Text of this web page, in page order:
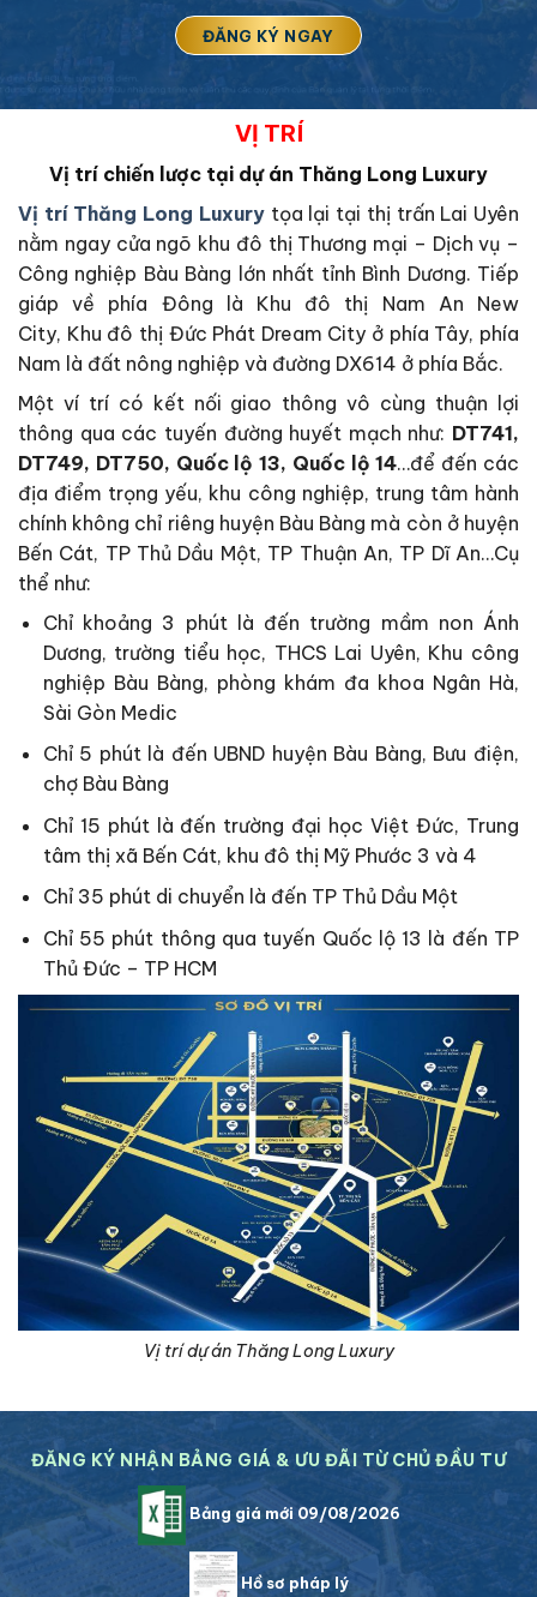
VỊ TRÍ
Vị trí chiến lược tại dự án Thăng Long Luxury
Vị trí Thăng Long Luxury tọa lại tại thị trấn Lai Uyên
nằm ngay cửa ngõ khu đô thị Thương mại – Dịch vụ –
Công nghiệp Bàu Bàng lớn nhất tỉnh Bình Dương. Tiếp
giáp về phía Đông là Khu đô thị Nam An New
City, Khu đô thị Đức Phát Dream City ở phía Tây, phía
Nam là đất nông nghiệp và đường DX614 ở phía Bắc.
Một ví trí có kết nối giao thông vô cùng thuận lợi
thông qua các tuyến đường huyết mạch như: DT741,
DT749, DT750, Quốc lộ 13, Quốc lộ 14…để đến các
địa điểm trọng yếu, khu công nghiệp, trung tâm hành
chính không chỉ riêng huyện Bàu Bàng mà còn ở huyện
Bến Cát, TP Thủ Dầu Một, TP Thuận An, TP Dĩ An…Cụ
thể như:
Chỉ khoảng 3 phút là đến trường mầm non Ánh
Dương, trường tiểu học, THCS Lai Uyên, Khu công
nghiệp Bàu Bàng, phòng khám đa khoa Ngân Hà,
Sài Gòn Medic
Chỉ 5 phút là đến UBND huyện Bàu Bàng, Bưu điện,
chợ Bàu Bàng
Chỉ 15 phút là đến trường đại học Việt Đức, Trung
tâm thị xã Bến Cát, khu đô thị Mỹ Phước 3 và 4
Chỉ 35 phút di chuyển là đến TP Thủ Dầu Một
Chỉ 55 phút thông qua tuyến Quốc lộ 13 là đến TP
Thủ Đức – TP HCM
Vị trí dự án Thăng Long Luxury
ĐĂNG KÝ NHẬN BẢNG GIÁ & ƯU ĐÃI TỪ CHỦ ĐẦU TƯ
Bảng giá mới 09/08/2026
Hồ sơ pháp lý